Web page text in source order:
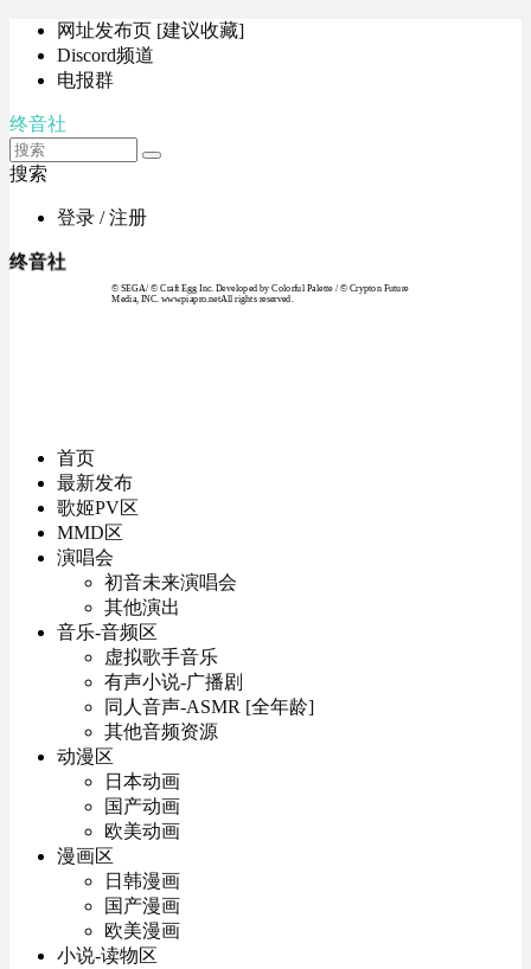
网址发布页 [建议收藏]
Discord频道
电报群
终音社
搜索
登录 / 注册
终音社
© SEGA / © Craft Egg Inc. Developed by Colorful Palette / © Crypton Future
Media, INC. www.piapro.netAll rights reserved.
首页
最新发布
歌姬PV区
MMD区
演唱会
初音未来演唱会
其他演出
音乐-音频区
虚拟歌手音乐
有声小说-广播剧
同人音声-ASMR [全年龄]
其他音频资源
动漫区
日本动画
国产动画
欧美动画
漫画区
日韩漫画
国产漫画
欧美漫画
小说-读物区